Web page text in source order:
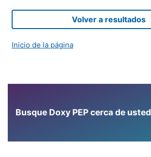
Volver a resultados
Inicio de la página
Busque Doxy PEP cerca de usted